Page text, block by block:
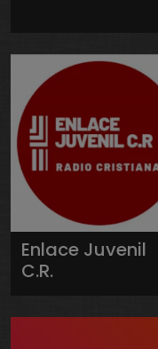
Enlace Juvenil
C.R.